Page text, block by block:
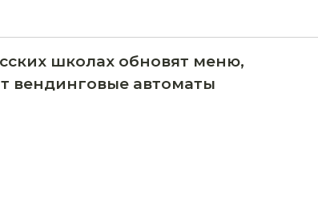
школах обновят меню,
вендинговые автоматы